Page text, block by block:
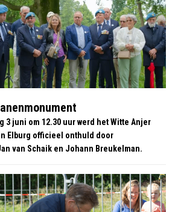
3 juni om 12.30 uur werd het Witte Anjer
Elburg officieel onthuld door
van Schaik en Johann Breukelman.